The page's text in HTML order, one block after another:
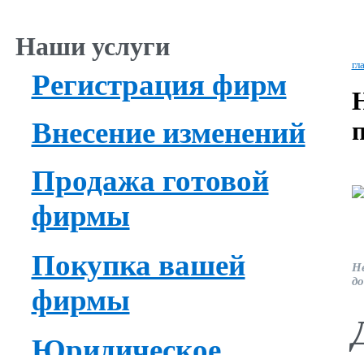
Наши услуги
Регистрация фирм
Внесение изменений
Продажа готовой
фирмы
Покупка вашей
фирмы